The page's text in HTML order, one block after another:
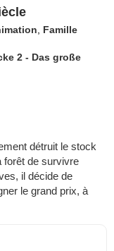
Famille
2 - Das große
détruit le stock
forêt de survivre
il décide de
le grand prix, à